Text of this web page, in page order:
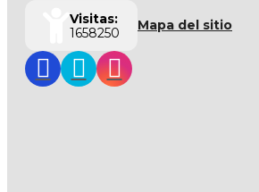
Visitas:
1658250
Mapa del sitio